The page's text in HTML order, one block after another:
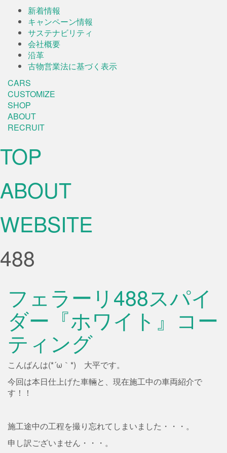
新着情報
キャンペーン情報
サステナビリティ
会社概要
沿革
古物営業法に基づく表示
CARS
CUSTOMIZE
SHOP
ABOUT
RECRUIT
TOP
ABOUT
WEBSITE
488
フェラーリ488スパイ
ダー『ホワイト』コー
ティング
こんばんは(*´ω｀*) 大平です。
今回は本日仕上げた車輛と、現在施工中の車両紹介で
す！！
施工途中の工程を撮り忘れてしまいました・・・。
申し訳ございません・・・。